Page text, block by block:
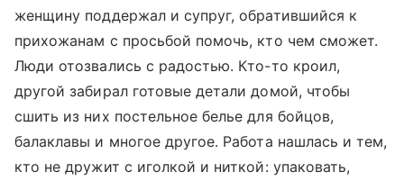
женщину поддержал и супруг, обратившийся к
прихожанам с просьбой помочь, кто чем сможет.
Люди отозвались с радостью. Кто-то кроил,
другой забирал готовые детали домой, чтобы
сшить из них постельное белье для бойцов,
балаклавы и многое другое. Работа нашлась и тем,
кто не дружит с иголкой и ниткой: упаковать,